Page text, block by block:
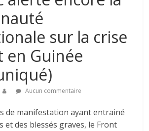
sur la crise
en Guinée
Aucun commentaire
de manifestation ayant entrainé
et des blessés graves, le Front